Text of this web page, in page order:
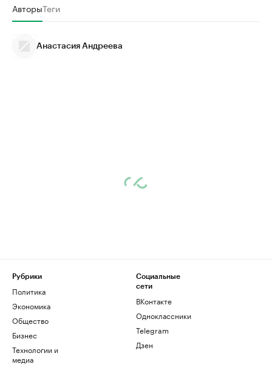
АвторыТеги
Анастасия Андреева
Рубрики
Политика
Экономика
Общество
Бизнес
Технологии и
медиа
Социальные
сети
ВКонтакте
Одноклассники
Telegram
Дзен